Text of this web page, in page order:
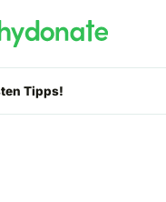
Tipps!